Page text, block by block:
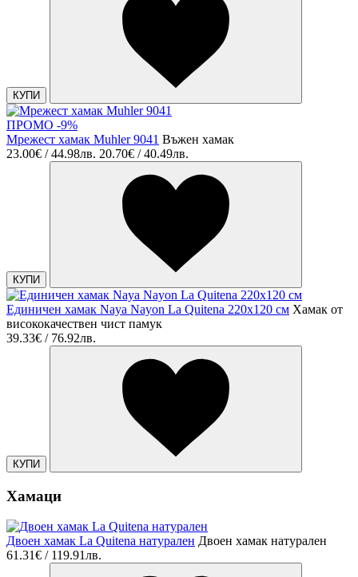
КУПИ
ПРОМО -9%
Мрежест хамак Muhler 9041 Въжен хамак
23.00€ / 44.98лв. 20.70€ / 40.49лв.
КУПИ
Единичен хамак Naya Nayon La Quitena 220х120 см Хамак от
висококачествен чист памук
39.33€ / 76.92лв.
КУПИ
Хамаци
Двоен хамак La Quitena натурален Двоен хамак натурален
61.31€ / 119.91лв.